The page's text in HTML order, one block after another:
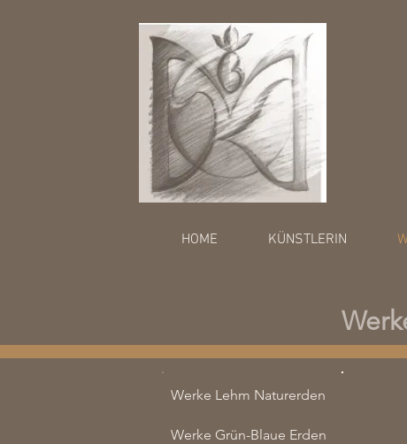
HOME KÜNSTLERIN
Werke Lehm Naturerden
Werke Grün-Blaue Erden